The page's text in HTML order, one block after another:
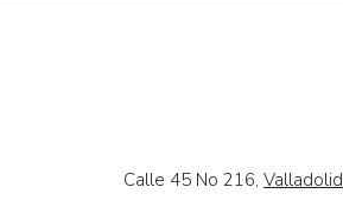
Calle 45 No 216, Valladolid